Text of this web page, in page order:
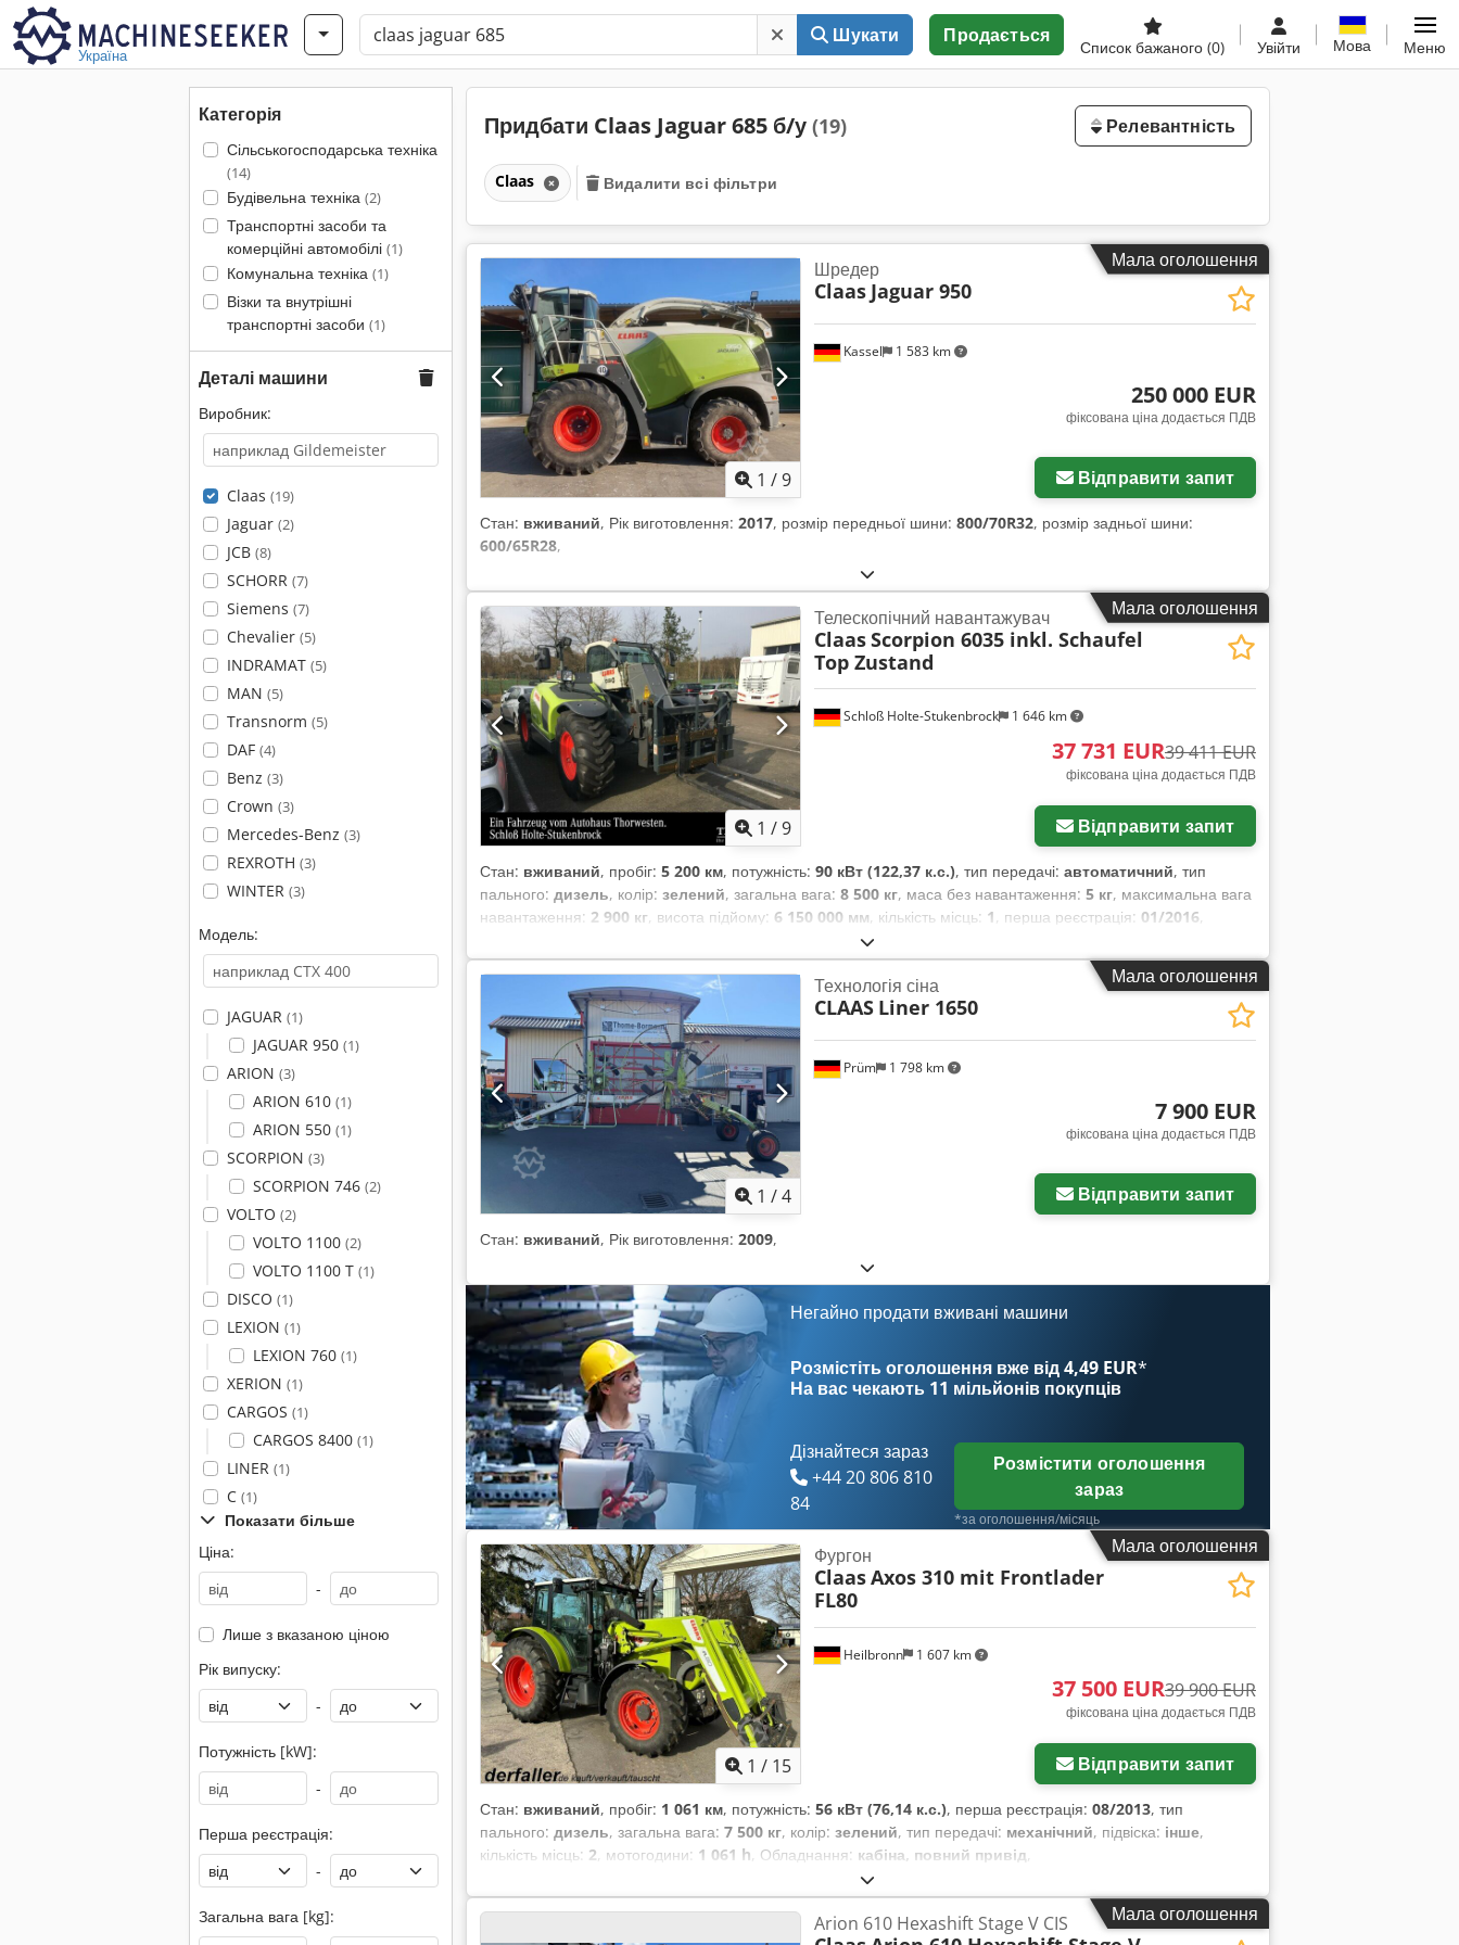
Україна
Шукати Продається
Список бажаного (0) Увійти Мова Меню
Категорія
Сільськогосподарська техніка
(14)
Будівельна техніка (2)
Транспортні засоби та
комерційні автомобілі (1)
Комунальна техніка (1)
Візки та внутрішні
транспортні засоби (1)
Деталі машини
Виробник:
Claas (19)
Jaguar (2)
JCB (8)
SCHORR (7)
Siemens (7)
Chevalier (5)
INDRAMAT (5)
MAN (5)
Transnorm (5)
DAF (4)
Benz (3)
Crown (3)
Mercedes-Benz (3)
REXROTH (3)
WINTER (3)
Модель:
JAGUAR (1)
JAGUAR 950 (1)
ARION (3)
ARION 610 (1)
ARION 550 (1)
SCORPION (3)
SCORPION 746 (2)
VOLTO (2)
VOLTO 1100 (2)
VOLTO 1100 T (1)
DISCO (1)
LEXION (1)
LEXION 760 (1)
XERION (1)
CARGOS (1)
CARGOS 8400 (1)
LINER (1)
C (1)
Показати більше
Ціна:
-
Лише з вказаною ціною
Рік випуску:
-
Потужність [kW]:
-
Перша реєстрація:
-
Загальна вага [kg]:
Придбати Claas Jaguar 685 б/у (19) Релевантність
Claas Видалити всі фільтри
Мала оголошення
1 /9
Kassel 1 583 km
Шредер
Claas Jaguar 950
250 000 EUR
фіксована ціна додається ПДВ
Відправити запит
Стан: вживаний, Рік виготовлення: 2017, розмір передньої шини: 800/70R32, розмір задньої шини:
600/65R28,
Мала оголошення
1 /9
Schloß Holte-Stukenbrock 1 646 km
Телескопічний навантажувач
ClaasScorpion 6035 inkl. Schaufel
Top Zustand
37 731 EUR39 411 EUR
фіксована ціна додається ПДВ
Відправити запит
Стан: вживаний, пробіг: 5 200 км, потужність: 90 кВт (122,37 к.с.), тип передачі: автоматичний, тип
пального: дизель, колір: зелений, загальна вага: 8 500 кг, маса без навантаження: 5 кг, максимальна вага
навантаження: 2 900 кг, висота підйому: 6 150 000 мм, кількість місць: 1, перша реєстрація: 01/2016,
, водійська кабіна:
Мала оголошення
1 /4
Prüm 1 798 km
Технологія сіна
CLAAS Liner 1650
7 900 EUR
фіксована ціна додається ПДВ
Відправити запит
Стан: вживаний, Рік виготовлення: 2009,
Негайно продати вживані машини
Розмістіть оголошення вже від 4,49 EUR*
На вас чекають 11 мільйонів покупців
Дізнайтеся зараз
+44 20 806 810
84
Розмістити оголошення
зараз
*за оголошення/місяць
Мала оголошення
1 / 15
Heilbronn 1 607 km
Фургон
ClaasAxos 310 mit Frontlader
FL80
37 500 EUR39 900 EUR
фіксована ціна додається ПДВ
Відправити запит
Стан: вживаний, пробіг: 1 061 км, потужність: 56 кВт (76,14 к.с.), перша реєстрація: 08/2013, тип
пального: дизель, загальна вага: 7 500 кг, колір: зелений, тип передачі: механічний, підвіска: інше,
кількість місць: 2, мотогодини: 1 061 h, Обладнання: кабіна, повний привід,
Мала оголошення
Arion 610 Hexashift Stage V CIS